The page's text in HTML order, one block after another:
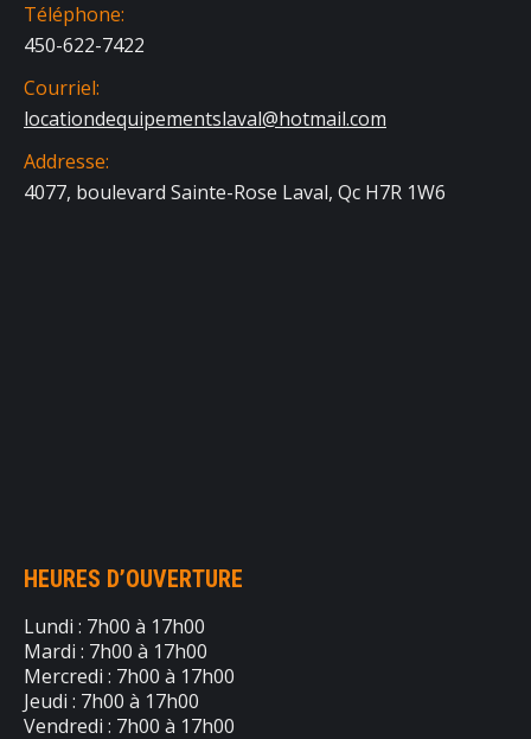
Téléphone:
450-622-7422
Courriel:
locationdequipementslaval@hotmail.com
Addresse:
4077, boulevard Sainte-Rose Laval, Qc H7R 1W6
HEURES D’OUVERTURE
Lundi : 7h00 à 17h00
Mardi : 7h00 à 17h00
Mercredi : 7h00 à 17h00
Jeudi : 7h00 à 17h00
Vendredi : 7h00 à 17h00